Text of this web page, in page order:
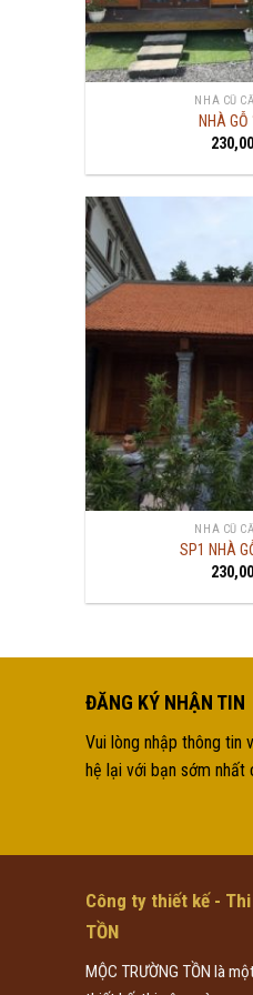
NHÀ CŨ
NHÀ
NHÀ CŨ
SP1 NHÀ
ĐĂNG KÝ NHẬN TIN
Vui lòng nhập thông tin
hệ lại với bạn sớm nhất
Công ty thiết kế - Thi
TỒN
MỘC TRƯỜNG TỒN là